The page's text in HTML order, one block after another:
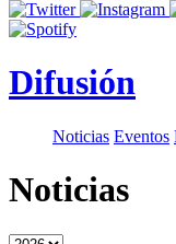
Difusión
Noticias Eventos
Noticias